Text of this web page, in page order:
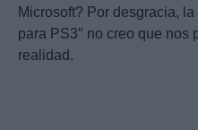
Microsoft? Por desgracia,
para PS3″ no creo que nos
realidad.